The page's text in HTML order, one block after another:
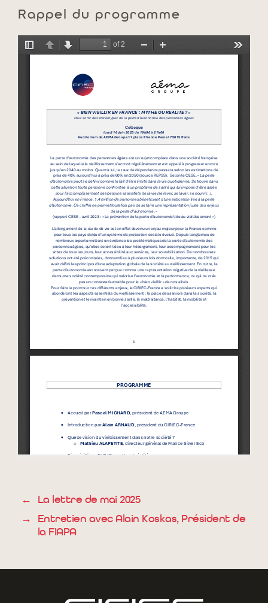
Rappel du programme
←
La lettre de mai 2025
→
Entretien avec Alain Koskas, Président de
la FIAPA